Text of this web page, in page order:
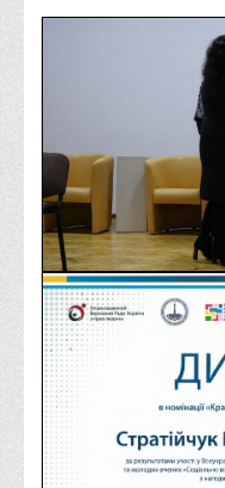
Товарознавства,
Туризму та
Фізичного
Менеджменту та
Інноваційної
Психології
Права
Обліку та
Фінансів
Іноземної
Відділи
Реклами та